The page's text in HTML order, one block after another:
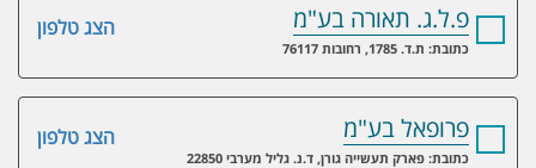
הצג טלפון פ.ל.ג. תאורה בע"מ
כתובת: ת.ד. 1785, רחובות 76117
הצג טלפון פרופאל בע"מ
כתובת: פארק תעשייה גורן, ד.נ. גליל מערבי 22850